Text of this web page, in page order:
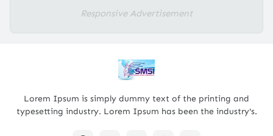
Responsive Advertisement
Lorem Ipsum is simply dummy text of the printing and
typesetting industry. Lorem Ipsum has been the industry's.